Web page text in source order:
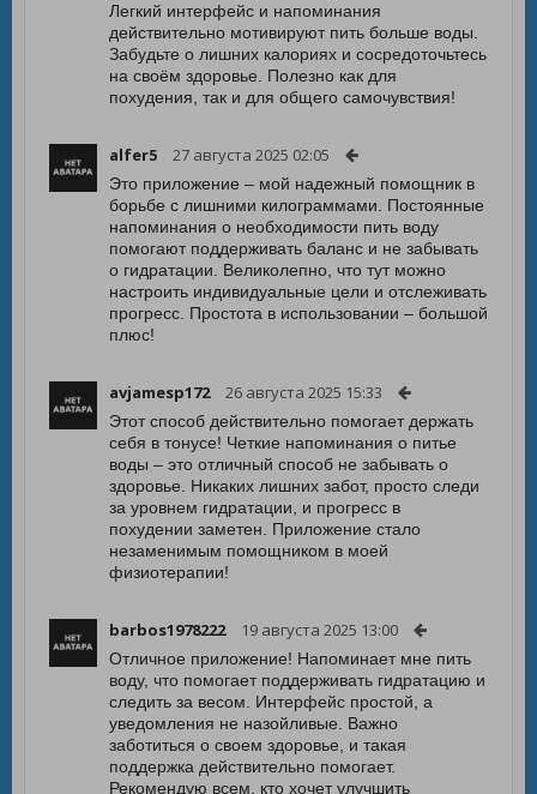
Легкий интерфейс и напоминания
действительно мотивируют пить больше воды.
Забудьте о лишних калориях и сосредоточьтесь
на своём здоровье. Полезно как для
похудения, так и для общего самочувствия!
alfer5 27 августа 2025 02:05
Это приложение – мой надежный помощник в
борьбе с лишними килограммами. Постоянные
напоминания о необходимости пить воду
помогают поддерживать баланс и не забывать
о гидратации. Великолепно, что тут можно
настроить индивидуальные цели и отслеживать
прогресс. Простота в использовании – большой
плюс!
avjamesp172 26 августа 2025 15:33
Этот способ действительно помогает держать
себя в тонусе! Четкие напоминания о питье
воды – это отличный способ не забывать о
здоровье. Никаких лишних забот, просто следи
за уровнем гидратации, и прогресс в
похудении заметен. Приложение стало
незаменимым помощником в моей
физиотерапии!
barbos1978222 19 августа 2025 13:00
Отличное приложение! Напоминает мне пить
воду, что помогает поддерживать гидратацию и
следить за весом. Интерфейс простой, а
уведомления не назойливые. Важно
заботиться о своем здоровье, и такая
поддержка действительно помогает.
Рекомендую всем, кто хочет улучшить